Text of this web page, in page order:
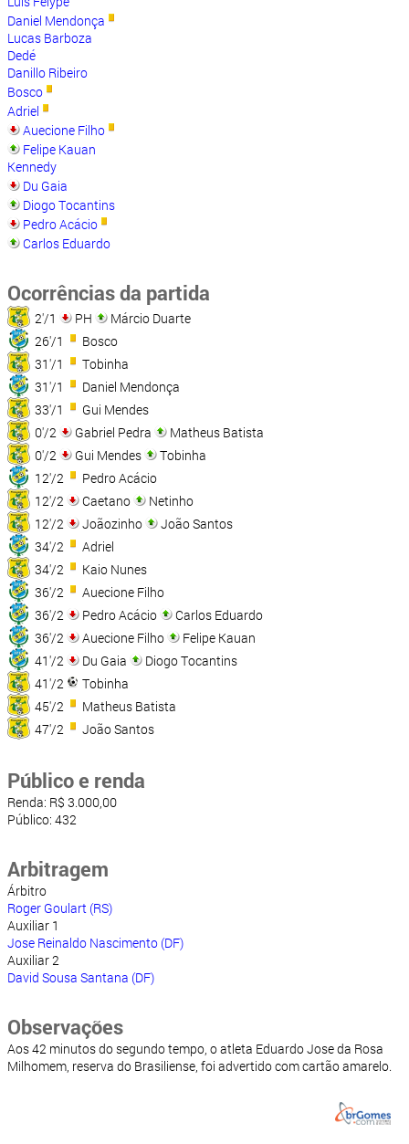
Daniel Mendonça
Lucas Barboza
Dedé
Danillo Ribeiro
Bosco
Adriel
Auecione Filho
Felipe Kauan
Kennedy
Du Gaia
Diogo Tocantins
Pedro Acácio
Carlos Eduardo
Ocorrências da partida
2'/1 PH
Márcio Duarte
26'/1
Bosco
31'/1
Tobinha
31'/1
Daniel Mendonça
33'/1
Gui Mendes
0'/2
Gabriel Pedra
Matheus Batista
0'/2
Gui Mendes
Tobinha
12'/2
Pedro Acácio
12'/2
Caetano
Netinho
12'/2
Joãozinho
João Santos
34'/2
Adriel
34'/2
Kaio Nunes
36'/2
Auecione Filho
36'/2
Pedro Acácio
Carlos Eduardo
36'/2
Auecione Filho
Felipe Kauan
41'/2
Du Gaia
Diogo Tocantins
41'/2
Tobinha
45'/2
Matheus Batista
47'/2
João Santos
Público e renda
Renda: R$ 3.000,00
Público: 432
Arbitragem
Árbitro
Roger Goulart (RS)
Auxiliar 1
Jose Reinaldo Nascimento (DF)
Auxiliar 2
David Sousa Santana (DF)
Observações
Aos 42 minutos do segundo tempo, o atleta Eduardo Jose da Rosa
Milhomem, reserva do Brasiliense, foi advertido com cartão amarelo.